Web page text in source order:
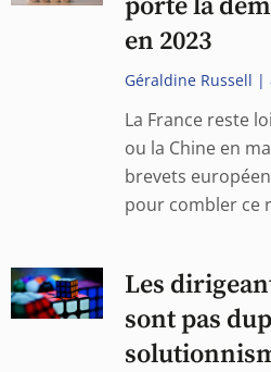
en 2023
Géraldine Russell
La France reste
ou la Chine en
brevets
pour combler ce
Les
sont pas